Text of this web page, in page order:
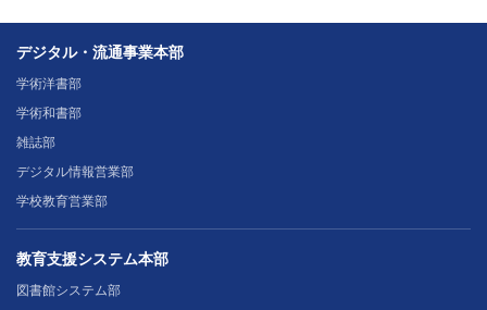
デジタル・流通事業本部
学術洋書部
学術和書部
雑誌部
デジタル情報営業部
学校教育営業部
教育支援システム本部
図書館システム部